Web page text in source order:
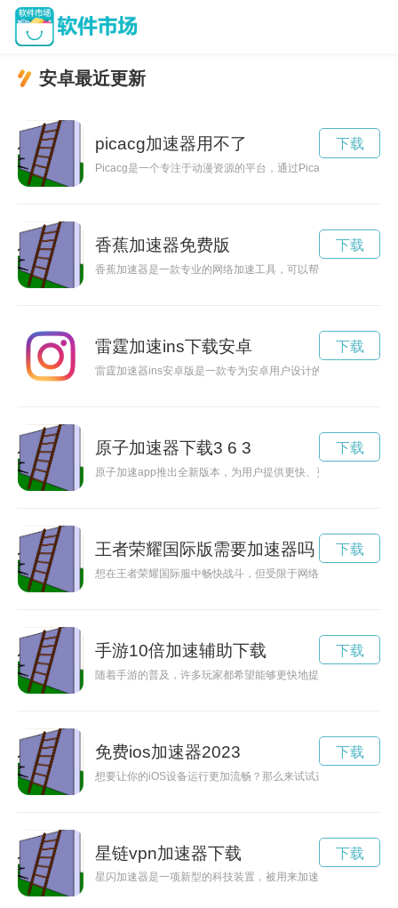
安卓最近更新
picacg加速器用不了
Picacg是一个专注于动漫资源的平台，通过Picacg加速功能，
下载
香蕉加速器免费版
香蕉加速器是一款专业的网络加速工具，可以帮助用户提升网
下载
雷霆加速ins下载安卓
雷霆加速器ins安卓版是一款专为安卓用户设计的网络加速工具
下载
原子加速器下载3 6 3
原子加速app推出全新版本，为用户提供更快、更便捷的加速
下载
王者荣耀国际版需要加速器吗
想在王者荣耀国际服中畅快战斗，但受限于网络延迟？别担心
下载
手游10倍加速辅助下载
随着手游的普及，许多玩家都希望能够更快地提升游戏进程。
下载
免费ios加速器2023
想要让你的iOS设备运行更加流畅？那么来试试这款免费iOS加
下载
星链vpn加速器下载
星闪加速器是一项新型的科技装置，被用来加速星际航行的速
下载